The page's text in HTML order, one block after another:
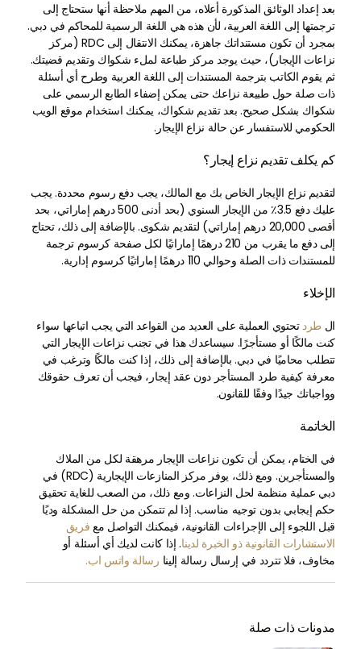
بعد إعداد الوثائق المذكورة أعلاه، من المهم ملاحظة أنها ستحتاج إلى
ترجمتها إلى اللغة العربية، لأن هذه هي اللغة الرسمية للمحاكم في دبي.
بمجرد أن تكون مستنداتك جاهزة، يمكنك الانتقال إلى RDC (مركز
نزاعات الإيجار)، حيث يوجد مركز طباعة لملء شكواك وتقديم قضيتك.
ثم يقوم الكاتب بترجمة المستندات إلى اللغة العربية وطرح أي أسئلة
ذات صلة حول طبيعة نزاعك حتى يمكن إضفاء الطابع الرسمي على
شكواك بشكل صحيح. بعد تقديم شكواك، يمكنك استخدام موقع الويب
الحكومي للاستفسار عن حالة نزاع الإيجار.
كم يكلف تقديم نزاع إيجار؟
لتقديم نزاع الإيجار الخاص بك مع المالك، يجب دفع رسوم محددة. يجب
عليك دفع 3.5٪ من الإيجار السنوي (بحد أدنى 500 درهم إماراتي، بحد
أقصى 20,000 درهم إماراتي) لتقديم شكوى. بالإضافة إلى ذلك، تحتاج
إلى دفع ما يقرب من 210 درهمًا إماراتيًا لكل صفحة كرسوم ترجمة
للمستندات ذات الصلة وحوالي 110 درهمًا إماراتيًا كرسوم إدارية.
الإخلاء
الطردتحتوي العملية على العديد من القواعد التي يجب اتباعها سواء
كنت مالكًا أو مستأجرًا. سيساعدك هذا في تجنب نزاعات الإيجار التي
تتطلب محاميًا في دبي. بالإضافة إلى ذلك، إذا كنت مالكًا وترغب في
معرفة كيفية طرد المستأجر دون عقد إيجار، فيجب أن تعرف حقوقك
وواجباتك جيدًا وفقًا للقانون.
الخاتمة
في الختام، يمكن أن تكون نزاعات الإيجار مرهقة لكل من الملاك
والمستأجرين. ومع ذلك، يوفر مركز المنازعات الإيجارية (RDC) في
دبي عملية منظمة لحل النزاعات. ومع ذلك، من الصعب للغاية تحقيق
حكم إيجابي بدون توجيه مناسب. إذا لم تتمكن من حل المشكلة وديًا
قبل اللجوء إلى الإجراءات القانونية، فيمكنك التواصل مع فريق
الاستشارات القانونية ذو الخبرة لدينا. إذا كانت لديك أي أسئلة أو
مخاوف، فلا تتردد في إرسال رسالة إلينا رسالة واتس اب.
مدونات ذات صلة